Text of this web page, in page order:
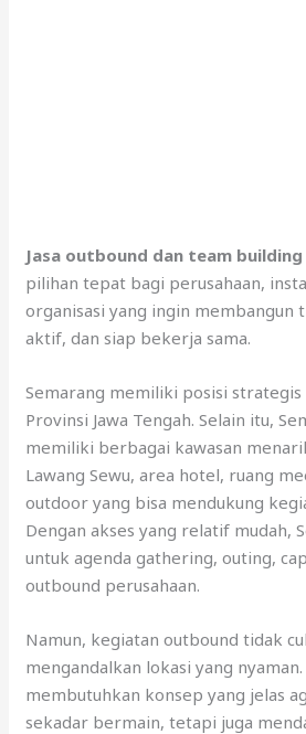
Jasa outbound dan team building
pilihan tepat bagi perusahaan,
organisasi yang ingin membangun
aktif, dan siap bekerja sama.
Semarang memiliki posisi
Provinsi Jawa Tengah. Selain itu,
memiliki berbagai kawasan
Lawang Sewu, area hotel, ruang
outdoor yang bisa mendukung
Dengan akses yang relatif mudah,
untuk agenda gathering, outing,
outbound perusahaan.
Namun, kegiatan outbound tidak
mengandalkan lokasi yang
membutuhkan konsep yang jelas
sekadar bermain, tetapi juga